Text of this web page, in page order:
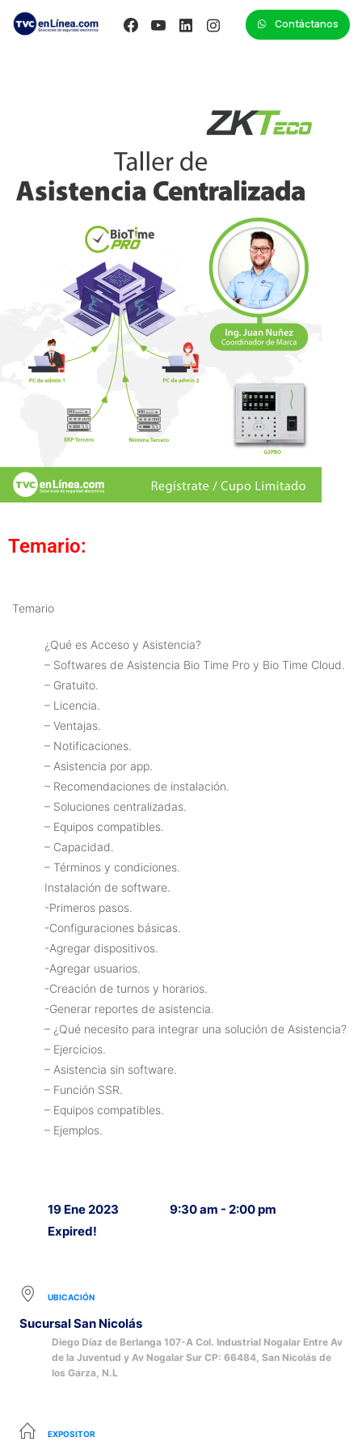
Contáctanos
Temario:
Temario
¿Qué es Acceso y Asistencia?
– Softwares de Asistencia Bio Time Pro y Bio Time Cloud.
– Gratuito.
– Licencia.
– Ventajas.
– Notificaciones.
– Asistencia por app.
– Recomendaciones de instalación.
– Soluciones centralizadas.
– Equipos compatibles.
– Capacidad.
– Términos y condiciones.
Instalación de software.
-Primeros pasos.
-Configuraciones básicas.
-Agregar dispositivos.
-Agregar usuarios.
-Creación de turnos y horarios.
-Generar reportes de asistencia.
– ¿Qué necesito para integrar una solución de Asistencia?
– Ejercicios.
– Asistencia sin software.
– Función SSR.
– Equipos compatibles.
– Ejemplos.
19 Ene 2023
Expired!
9:30 am - 2:00 pm
UBICACIÓN
Sucursal San Nicolás
Diego Díaz de Berlanga 107-A Col. Industrial Nogalar Entre Av
de la Juventud y Av Nogalar Sur CP: 66484, San Nicolás de
los Garza, N.L
EXPOSITOR